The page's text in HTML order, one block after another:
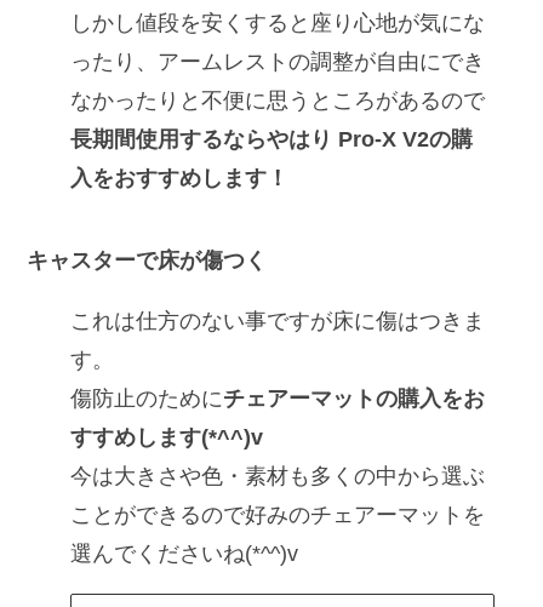
しかし値段を安くすると座り心地が気にな
ったり、アームレストの調整が自由にでき
なかったりと不便に思うところがあるので
長期間使用するならやはり Pro-X V2の購
入をおすすめします！
キャスターで床が傷つく
これは仕方のない事ですが床に傷はつきま
す。
傷防止のためにチェアーマットの購入をお
すすめします(*^^)v
今は大きさや色・素材も多くの中から選ぶ
ことができるので好みのチェアーマットを
選んでくださいね(*^^)v